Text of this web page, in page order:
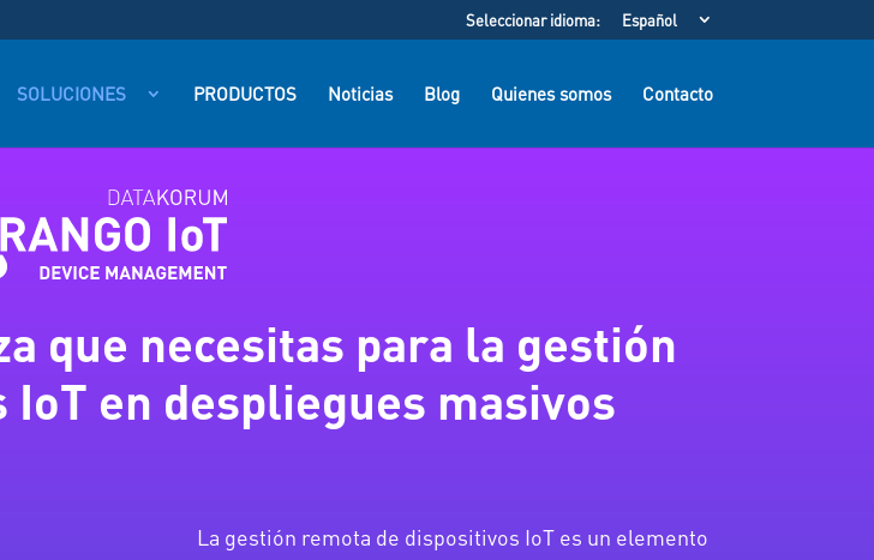
Seleccionar idioma: Español
SOLUCIONES PRODUCTOS Noticias Blog Quienes somos Contacto
que necesitas para la gestión
en despliegues masivos
La gestión remota de dispositivos IoT es un elemento